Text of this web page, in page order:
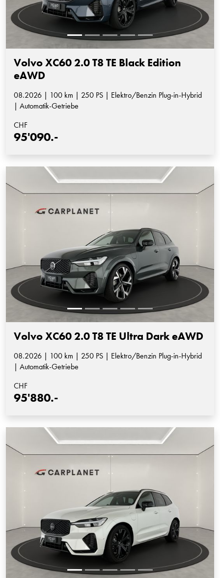
Volvo XC60 2.0 T8 TE Black Edition
eAWD
08.2026 | 100 km | 250 PS | Elektro/Benzin Plug-in-Hybrid
| Automatik-Getriebe
CHF
95'090.-
Volvo XC60 2.0 T8 TE Ultra Dark eAWD
08.2026 | 100 km | 250 PS | Elektro/Benzin Plug-in-Hybrid
| Automatik-Getriebe
CHF
95'880.-